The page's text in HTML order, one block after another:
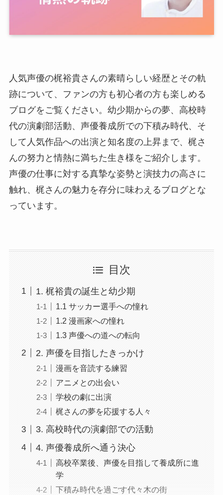
人気声優の梶裕貴さんの素晴らしい経歴とその軌
跡について、ファンの方も初心者の方も楽しめる
ブログをご覧ください。幼少期からの夢、高校時
代の演劇部活動、声優養成所での下積み時代、そ
して人気作品への出演と知名度の上昇まで、梶さ
んの努力と情熱に満ちた生き様をご紹介します。
声優の仕事に対する真摯な姿勢と演技力の高さに
触れ、梶さんの魅力を存分に味わえるブログとな
っています。
目次
1. 梶裕貴の誕生と幼少期
1.1 サッカー選手への憧れ
1.2 漫画家への憧れ
1.3 声優への道への転向
2. 声優を目指したきっかけ
漫画を音読する練習
アニメとの出会い
学校の劇に出演
梶さんの夢を応援する人々
3. 高校時代の演劇部での活動
4. 声優養成所へ通う決心
高校卒業後、声優を目指して養成所に進
学
下積み時代を過ごす代々木の街